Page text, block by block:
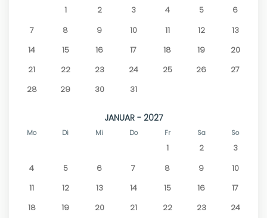
1 2 3 4 5
6
7
8 9 10 11 12
13
14
15 16 17 18 19
20
21
22 23 24 25 26
27
28
29 30 31
JANUAR - 2027
Mo Di Mi Do Fr Sa So
1 2
3
4
5 6 7 8 9
10
11
12 13 14 15 16
17
18
19 20 21 22 23
24